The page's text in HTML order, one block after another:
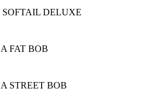
DELUXE
FAT BOB
STREET BOB